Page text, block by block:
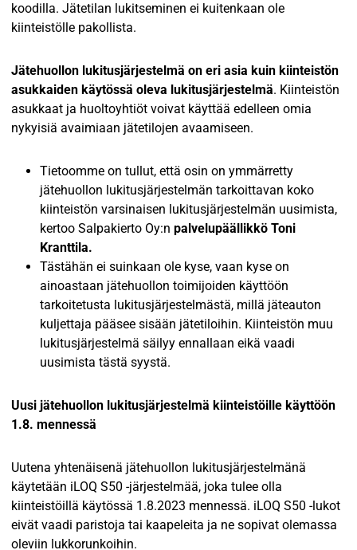
koodilla. Jätetilan lukitseminen ei kuitenkaan ole
kiinteistölle pakollista.
Jätehuollon lukitusjärjestelmä on eri asia kuin kiinteistön
asukkaiden käytössä oleva lukitusjärjestelmä. Kiinteistön
asukkaat ja huoltoyhtiöt voivat käyttää edelleen omia
nykyisiä avaimiaan jätetilojen avaamiseen.
Tietoomme on tullut, että osin on ymmärretty
jätehuollon lukitusjärjestelmän tarkoittavan koko
kiinteistön varsinaisen lukitusjärjestelmän uusimista,
kertoo Salpakierto Oy:n palvelupäällikkö Toni
Kranttila.
Tästähän ei suinkaan ole kyse, vaan kyse on
ainoastaan jätehuollon toimijoiden käyttöön
tarkoitetusta lukitusjärjestelmästä, millä jäteauton
kuljettaja pääsee sisään jätetiloihin. Kiinteistön muu
lukitusjärjestelmä säilyy ennallaan eikä vaadi
uusimista tästä syystä.
Uusi jätehuollon lukitusjärjestelmä kiinteistöille käyttöön
1.8. mennessä
Uutena yhtenäisenä jätehuollon lukitusjärjestelmänä
käytetään iLOQ S50 -järjestelmää, joka tulee olla
kiinteistöillä käytössä 1.8.2023 mennessä. iLOQ S50 -lukot
eivät vaadi paristoja tai kaapeleita ja ne sopivat olemassa
oleviin lukkorunkoihin.